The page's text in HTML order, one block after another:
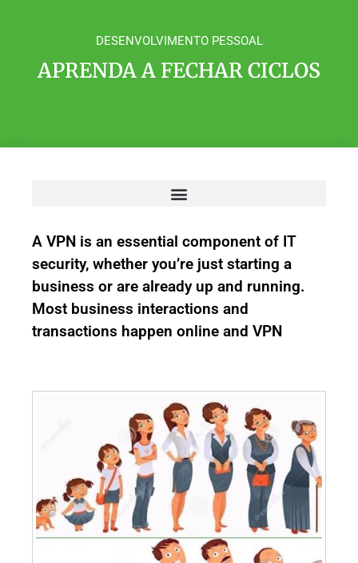
DESENVOLVIMENTO PESSOAL
APRENDA A FECHAR CICLOS
A VPN is an essential component of IT
security, whether you’re just starting a
business or are already up and running.
Most business interactions and
transactions happen online and VPN